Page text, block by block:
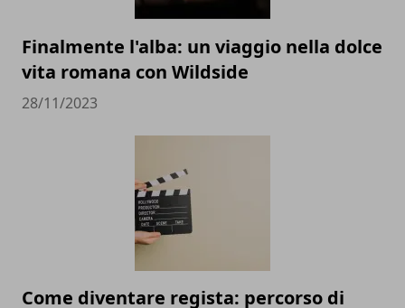
Finalmente l'alba: un viaggio nella dolce
vita romana con Wildside
28/11/2023
Come diventare regista: percorso di